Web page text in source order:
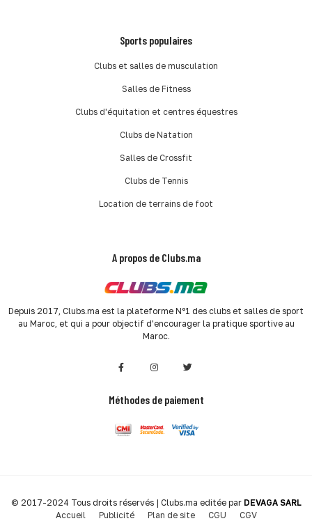
Sports populaires
Clubs et salles de musculation
Salles de Fitness
Clubs d'équitation et centres équestres
Clubs de Natation
Salles de Crossfit
Clubs de Tennis
Location de terrains de foot
A propos de Clubs.ma
Depuis 2017, Clubs.ma est la plateforme N°1 des clubs et salles de sport
au Maroc, et qui a pour objectif d'encourager la pratique sportive au
Maroc.
Méthodes de paiement
© 2017-2024 Tous droits réservés | Clubs.ma editée par DEVAGA SARL
Accueil
Publicité Plan de site CGU CGV